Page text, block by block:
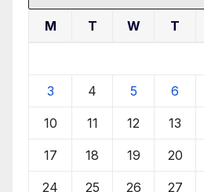
M T W T
3 4 5 6
10 11 12 13
17 18 19 20
24 25 26 27